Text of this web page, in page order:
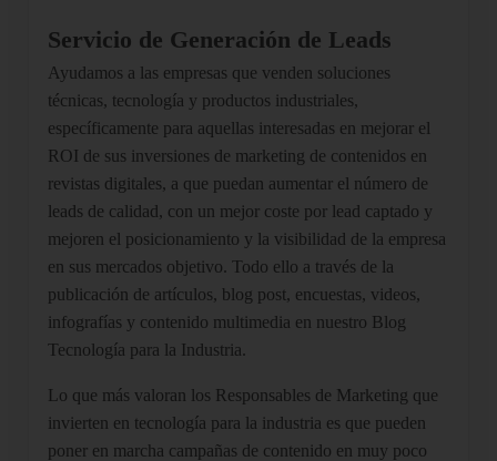
Servicio de Generación de Leads
Ayudamos a las empresas que venden soluciones
técnicas, tecnología y productos industriales,
específicamente para aquellas interesadas en mejorar el
ROI de sus inversiones de marketing de contenidos en
revistas digitales, a que puedan aumentar el número de
leads de calidad, con un mejor coste por lead captado y
mejoren el posicionamiento y la visibilidad de la empresa
en sus mercados objetivo. Todo ello a través de la
publicación de artículos, blog post, encuestas, videos,
infografías y contenido multimedia en nuestro Blog
Tecnología para la Industria.
Lo que más valoran los Responsables de Marketing que
invierten en tecnología para la industria es que pueden
poner en marcha campañas de contenido en muy poco